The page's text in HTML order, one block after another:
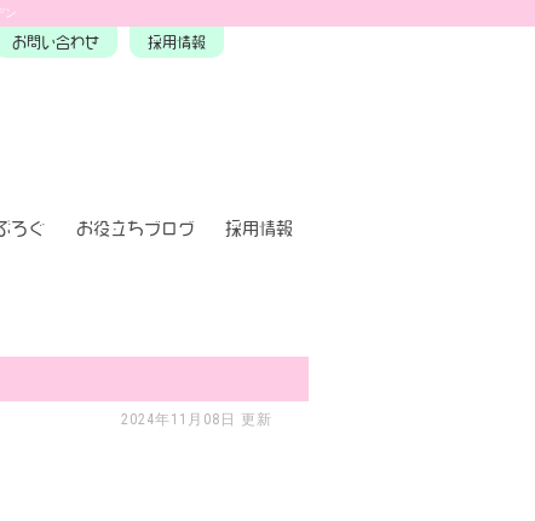
ン
お問い合わせ 採用情報
ろぐ お役立ちブログ 採用情報
2024年11月08日 更新